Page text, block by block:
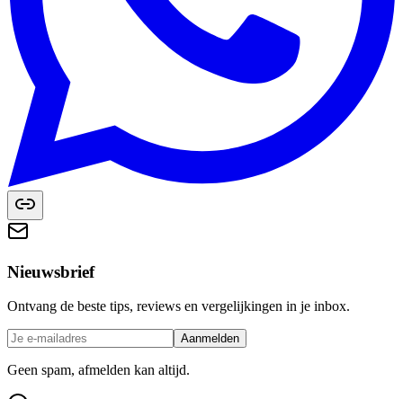
Nieuwsbrief
Ontvang de beste tips, reviews en vergelijkingen in je inbox.
Aanmelden
Geen spam, afmelden kan altijd.